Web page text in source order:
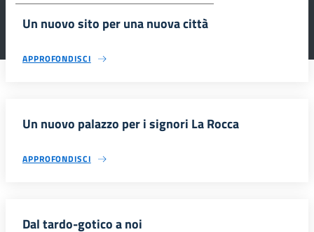
Un nuovo sito per una nuova città
APPROFONDISCI
Un nuovo palazzo per i signori La Rocca
APPROFONDISCI
Dal tardo-gotico a noi